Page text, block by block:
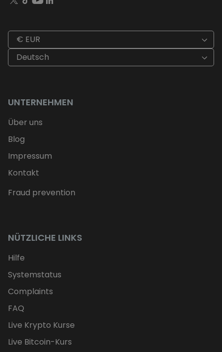
€ EUR
Deutsch
UNTERNEHMEN
Über uns
Blog
Impressum
Kontakt
Fraud prevention
NÜTZLICHE LINKS
Hilfe
Systemstatus
Complaints
FAQ
Live Krypto Kurse
Live Bitcoin-Kurs